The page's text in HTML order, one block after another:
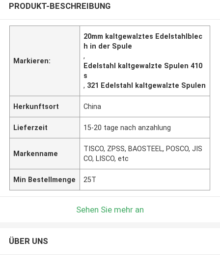
PRODUKT-BESCHREIBUNG
Markieren:
20mm kaltgewalztes Edelstahlblec
h in der Spule
,
Edelstahl kaltgewalzte Spulen 410
s
, 321 Edelstahl kaltgewalzte Spulen
Herkunftsort China
Lieferzeit 15-20 tage nach anzahlung
Markenname
TISCO, ZPSS, BAOSTEEL, POSCO, JIS
CO, LISCO, etc
Min Bestellmenge 25T
Sehen Sie mehr an
ÜBER UNS